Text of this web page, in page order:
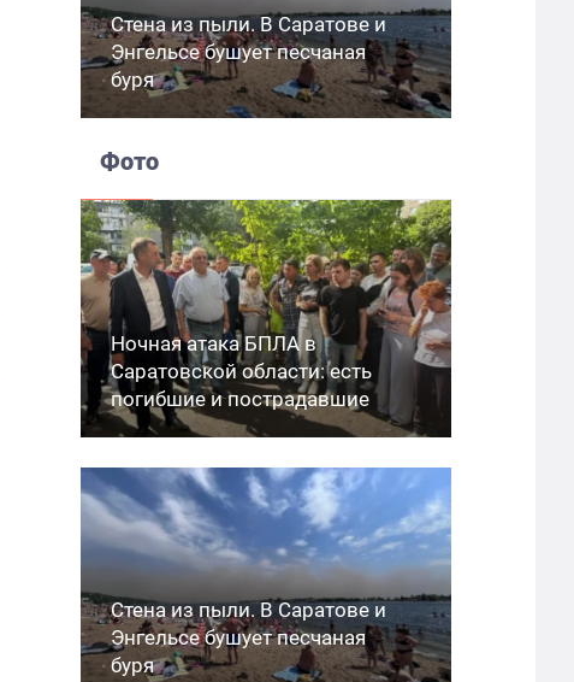
Стена из пыли. В Саратове и
Энгельсе бушует песчаная
буря
Фото
Ночная атака БПЛА в
Саратовской области: есть
погибшие и пострадавшие
Стена из пыли. В Саратове и
Энгельсе бушует песчаная
буря